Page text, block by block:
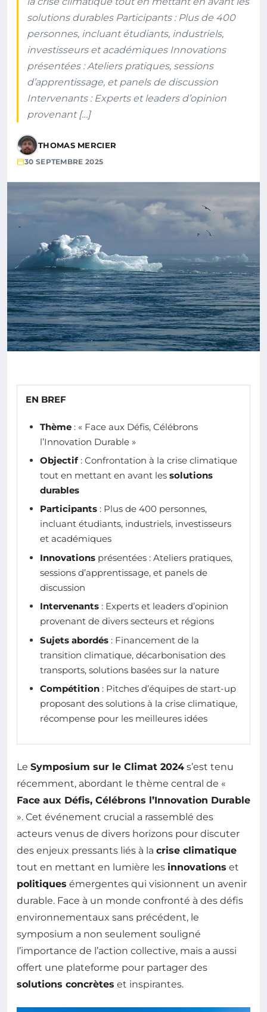
solutions durables Participants : Plus de 400
personnes, incluant étudiants, industriels,
investisseurs et académiques Innovations
présentées : Ateliers pratiques, sessions
d’apprentissage, et panels de discussion
Intervenants : Experts et leaders d’opinion
provenant […]
THOMAS MERCIER
30 SEPTEMBRE 2025
EN BREF
Thème : « Face aux Défis, Célébrons
l’Innovation Durable »
Objectif: Confrontation à la crise climatique
tout en mettant en avant les solutions
durables
Participants : Plus de 400 personnes,
incluant étudiants, industriels, investisseurs
et académiques
Innovations présentées : Ateliers pratiques,
sessions d’apprentissage, et panels de
discussion
Intervenants : Experts et leaders d’opinion
provenant de divers secteurs et régions
Sujets abordés : Financement de la
transition climatique, décarbonisation des
transports, solutions basées sur la nature
Compétition : Pitches d’équipes de start-up
proposant des solutions à la crise climatique,
récompense pour les meilleures idées
Le Symposium sur le Climat 2024 s’est tenu
récemment, abordant le thème central de «
Face aux Défis, Célébrons l’Innovation Durable
». Cet événement crucial a rassemblé des
acteurs venus de divers horizons pour discuter
des enjeux pressants liés à la crise climatique
tout en mettant en lumière les innovations et
politiques émergentes qui visionnent un avenir
durable. Face à un monde confronté à des défis
environnementaux sans précédent, le
symposium a non seulement souligné
l’importance de l’action collective, mais a aussi
offert une plateforme pour partager des
solutions concrètes et inspirantes.